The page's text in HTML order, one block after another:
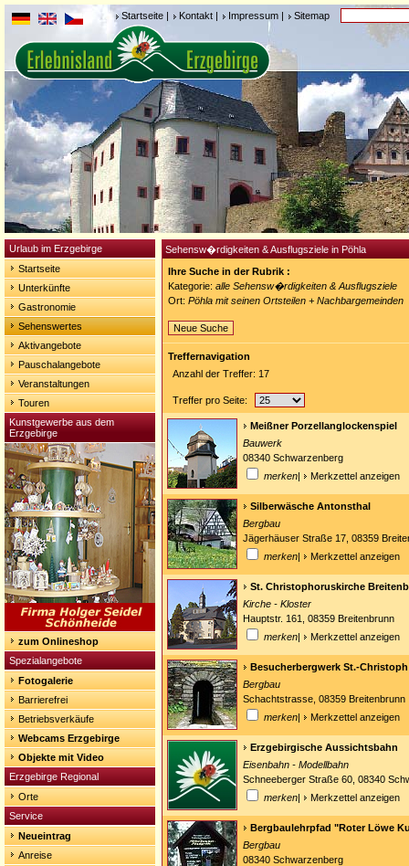
Startseite | Kontakt | Impressum | Sitemap
Urlaub im Erzgebirge
Startseite
Unterkünfte
Gastronomie
Sehenswertes
Aktivangebote
Pauschalangebote
Veranstaltungen
Touren
Kunstgewerbe aus dem
Erzgebirge
zum Onlineshop
Spezialangebote
Fotogalerie
Barrierefrei
Betriebsverkäufe
Webcams Erzgebirge
Objekte mit Video
Erzgebirge Regional
Orte
Service
Neueintrag
Anreise
Sehensw�rdigkeiten & Ausflugsziele in Pöhla
Ihre Suche in der Rubrik :
Kategorie: alle Sehensw�rdigkeiten & Ausflugsziele
Ort: Pöhla mit seinen Ortsteilen + Nachbargemeinden
Neue Suche
Treffernavigation
Anzahl der Treffer: 17
Treffer pro Seite:
Meißner Porzellanglockenspiel
Bauwerk
08340 Schwarzenberg
merken| Merkzettel anzeigen
Silberwäsche Antonsthal
Bergbau
Jägerhäuser Straße 17, 08359
merken| Merkzettel anzeigen
St. Christophoruskirche
Kirche - Kloster
Hauptstr. 161, 08359 Breitenbrunn
merken| Merkzettel anzeigen
Besucherbergwerk St.-Christoph
Bergbau
Schachtstrasse, 08359 Breitenbrunn
merken| Merkzettel anzeigen
Erzgebirgische Aussichtsbahn
Eisenbahn - Modellbahn
Schneeberger Straße 60, 08340
merken| Merkzettel anzeigen
Bergbaulehrpfad "Roter Löwe
Bergbau
08340 Schwarzenberg